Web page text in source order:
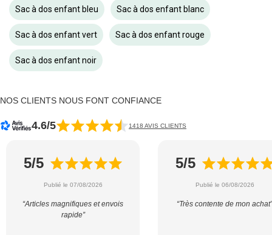
Sac à dos enfant bleu Sac à dos enfant blanc
Sac à dos enfant vert Sac à dos enfant rouge
Sac à dos enfant noir
NOS CLIENTS NOUS FONT CONFIANCE
4.6/5 1418 AVIS CLIENTS
5/5
Publié le 07/08/2026
“Articles magnifiques et envois
rapide”
5/5
Publié le 06/08/2026
“Très contente de mon achat”